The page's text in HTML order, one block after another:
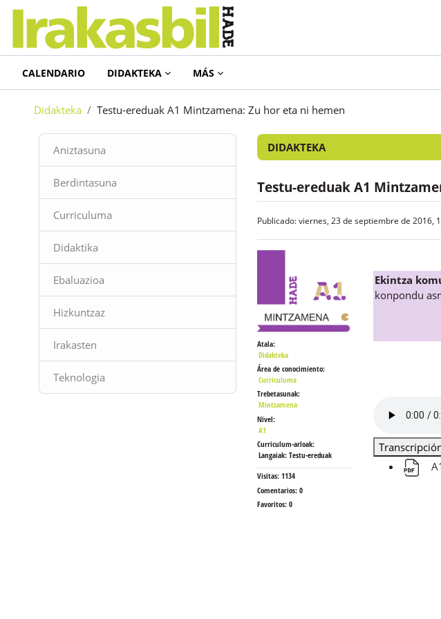
Salta al contenido principal
CALENDARIO
DIDAKTEKA MÁS
Didakteka Testu-ereduak A1 Mintzamena: Zu hor eta ni hemen
Bloques
Aniztasuna
Berdintasuna
Curriculuma
Didaktika
Ebaluazioa
Hizkuntzaz
Irakasten
Teknologia
DIDAKTEKA
Testu-ereduak A1
Publicado: viernes, 23 de septiembre de 2016,
Atala:
Didakteka
Área de conocimiento:
Curriculuma
Trebetasunak:
Mintzamena
Nivel:
A1
Curriculum-arloak:
Langaiak: Testu-ereduak
Visitas: 1134
Comentarios: 0
Favoritos: 0
Ekintza
konpondu